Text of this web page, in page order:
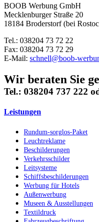
BOOB Werbung GmbH
Mecklenburger Straße 20
18184 Broderstorf (bei
Tel.: 038204 73 72 22
Fax: 038204 73 72 29
E-Mail: schnell@boob-
Wir beraten Sie
Tel.: 038204 737 222
Leistungen
Rundum-sorglos-Paket
Leuchtreklame
Beschilderungen
Verkehrsschilder
Leitsysteme
Schiffsbeschilderungen
Werbung für Hotels
Außenwerbung
Museen & Ausstellungen
Textildruck